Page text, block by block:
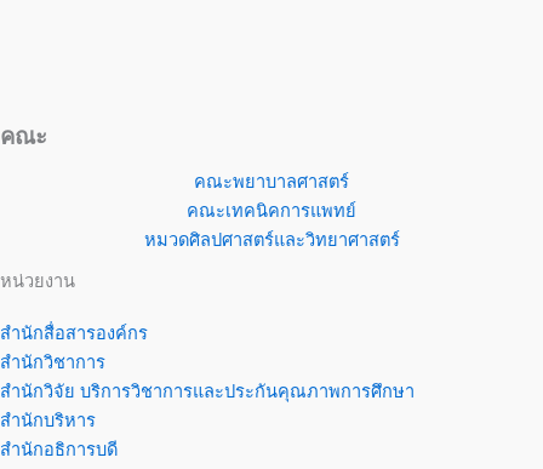
คณะ
คณะพยาบาลศาสตร์
คณะเทคนิคการแพทย์
หมวดศิลปศาสตร์และวิทยาศาสตร์
หน่วยงาน
สำนักสื่อสารองค์กร
สำนักวิชาการ
สำนักวิจัย บริการวิชาการและประกันคุณภาพการศึกษา
สำนักบริหาร
สำนักอธิการบดี